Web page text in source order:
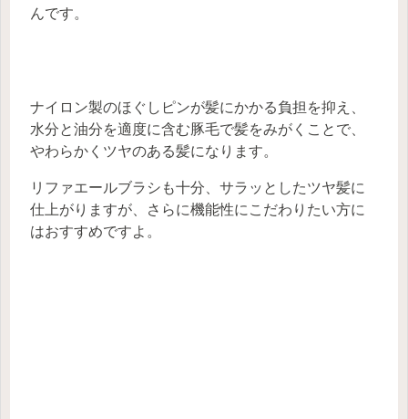
んです。
ナイロン製のほぐしピンが髪にかかる負担を抑え、
水分と油分を適度に含む豚毛で髪をみがくことで、
やわらかくツヤのある髪になります。
リファエールブラシも十分、サラッとしたツヤ髪に
仕上がりますが、さらに機能性にこだわりたい方に
はおすすめですよ。